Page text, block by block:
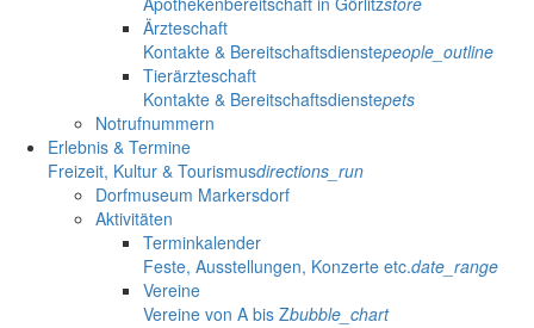
Ärzteschaft
Kontakte & Bereitschaftsdienstepeople_outline
Tierärzteschaft
Kontakte & Bereitschaftsdienstepets
Notrufnummern
Erlebnis & Termine
Freizeit, Kultur & Tourismusdirections_run
Dorfmuseum Markersdorf
Aktivitäten
Terminkalender
Feste, Ausstellungen, Konzerte etc.date_range
Vereine
Vereine von A bis Zbubble_chart